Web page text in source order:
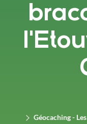
Géocaching -